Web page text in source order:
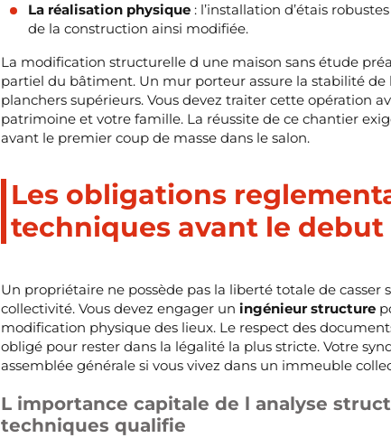
La réalisation physique : l’installation d’étais
de la construction ainsi modifiée.
La modification structurelle d une maison sans étude
partiel du bâtiment. Un mur porteur assure la stabilité
planchers supérieurs. Vous devez traiter cette opération
patrimoine et votre famille. La réussite de ce chantier
avant le premier coup de masse dans le salon.
Les obligations
techniques avant le
Un propriétaire ne possède pas la liberté totale de casser
collectivité. Vous devez engager uningénieur structure
modification physique des lieux. Le respect des
obligé pour rester dans la légalité la plus stricte. Votre
assemblée générale si vous vivez dans un immeuble
L importance capitale de l analyse
techniques qualifie